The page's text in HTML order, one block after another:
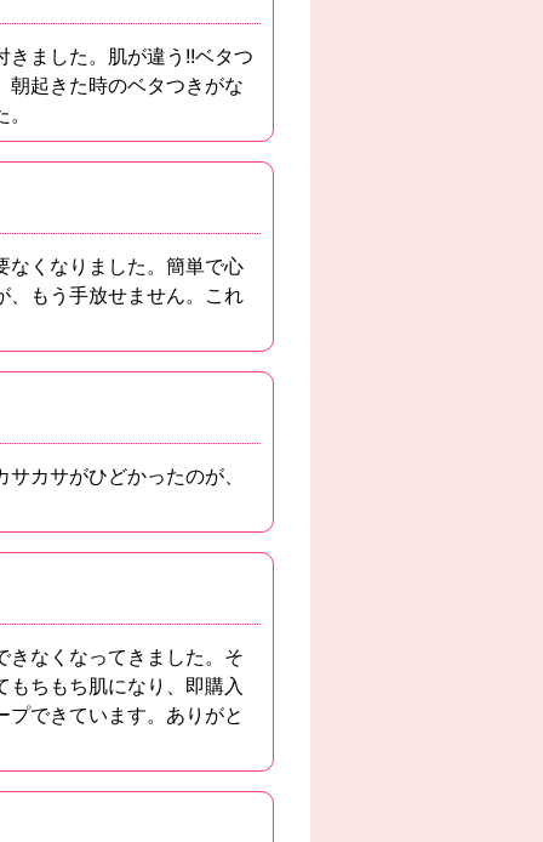
ました。肌が違う!!ベタつ
朝起きた時のベタつきがな
なくなりました。簡単で心
、もう手放せません。これ
カサがひどかったのが、
きなくなってきました。そ
ちもち肌になり、即購入
できています。ありがと